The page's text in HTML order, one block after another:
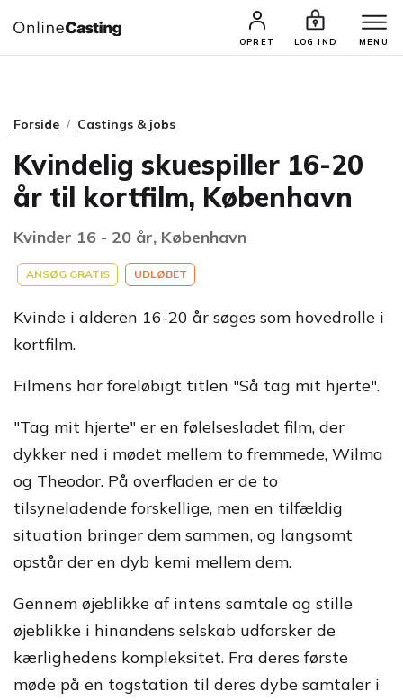
OPRET LOG IND MENU
CASTINGS & JOBS SØG PROFIL
Forside Castings & jobs
Kvindelig skuespiller 16-20
år til kortfilm, København
Kvinder 16 - 20 år, København
ANSØG GRATIS UDLØBET
Kvinde i alderen 16-20 år søges som hovedrolle i
kortfilm.
Filmens har foreløbigt titlen "Så tag mit hjerte".
"Tag mit hjerte" er en følelsesladet film, der
dykker ned i mødet mellem to fremmede, Wilma
og Theodor. På overfladen er de to
tilsyneladende forskellige, men en tilfældig
situation bringer dem sammen, og langsomt
opstår der en dyb kemi mellem dem.
Gennem øjeblikke af intens samtale og stille
øjeblikke i hinandens selskab udforsker de
kærlighedens kompleksitet. Fra deres første
møde på en togstation til deres dybe samtaler i